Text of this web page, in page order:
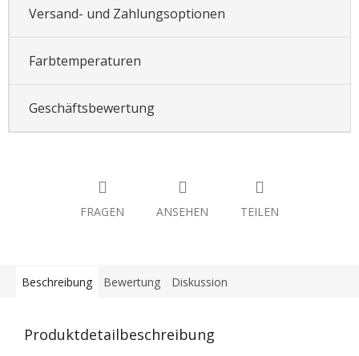
Versand- und Zahlungsoptionen
Farbtemperaturen
Geschäftsbewertung
FRAGEN ANSEHEN TEILEN
Beschreibung Bewertung Diskussion
Produktdetailbeschreibung